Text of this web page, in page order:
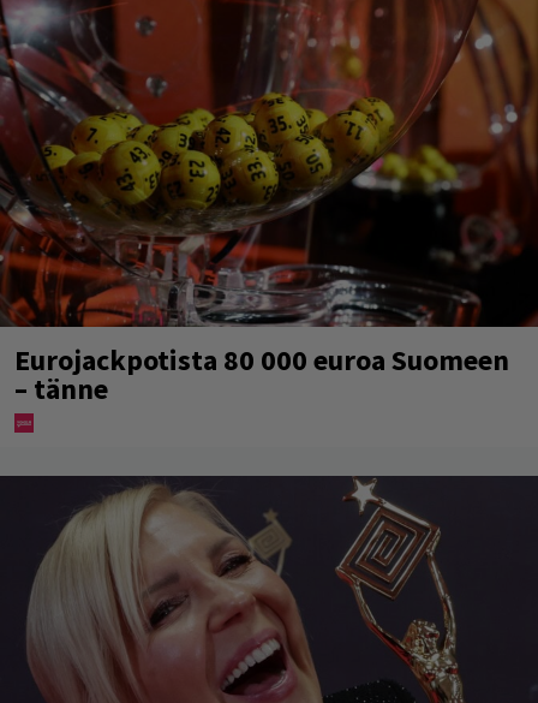
Eurojackpotista 80 000 euroa Suomeen
– tänne